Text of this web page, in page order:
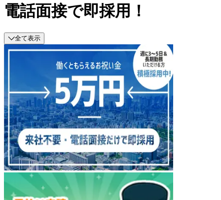
電話面接で即採用！
全て表示